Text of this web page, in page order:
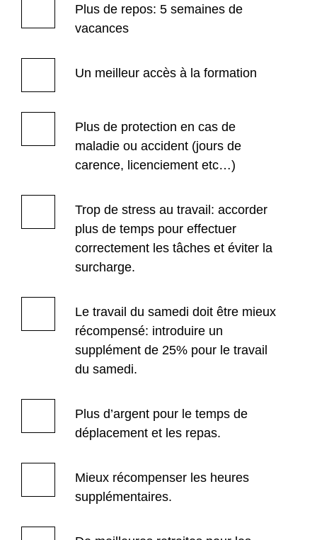
Plus de repos: 5 semaines de
vacances
Un meilleur accès à la formation
Plus de protection en cas de
maladie ou accident (jours de
carence, licenciement etc…)
Trop de stress au travail: accorder
plus de temps pour effectuer
correctement les tâches et éviter la
surcharge.
Le travail du samedi doit être mieux
récompensé: introduire un
supplément de 25% pour le travail
du samedi.
Plus d’argent pour le temps de
déplacement et les repas.
Mieux récompenser les heures
supplémentaires.